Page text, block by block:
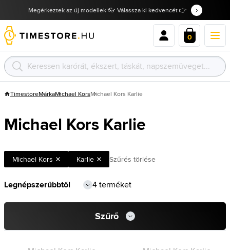
Megérkeztek az új modellek 👓 Válassza ki kedvencét 👉
0
TimestoreMárkaMichael KorsMichael Kors Karlie
Michael Kors Karlie
Michael Kors Karlie Szűrés törlése
4 terméket
Szűrő